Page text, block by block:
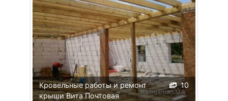
10
Кровельные работы и ремонт
крыши Вита Почтовая